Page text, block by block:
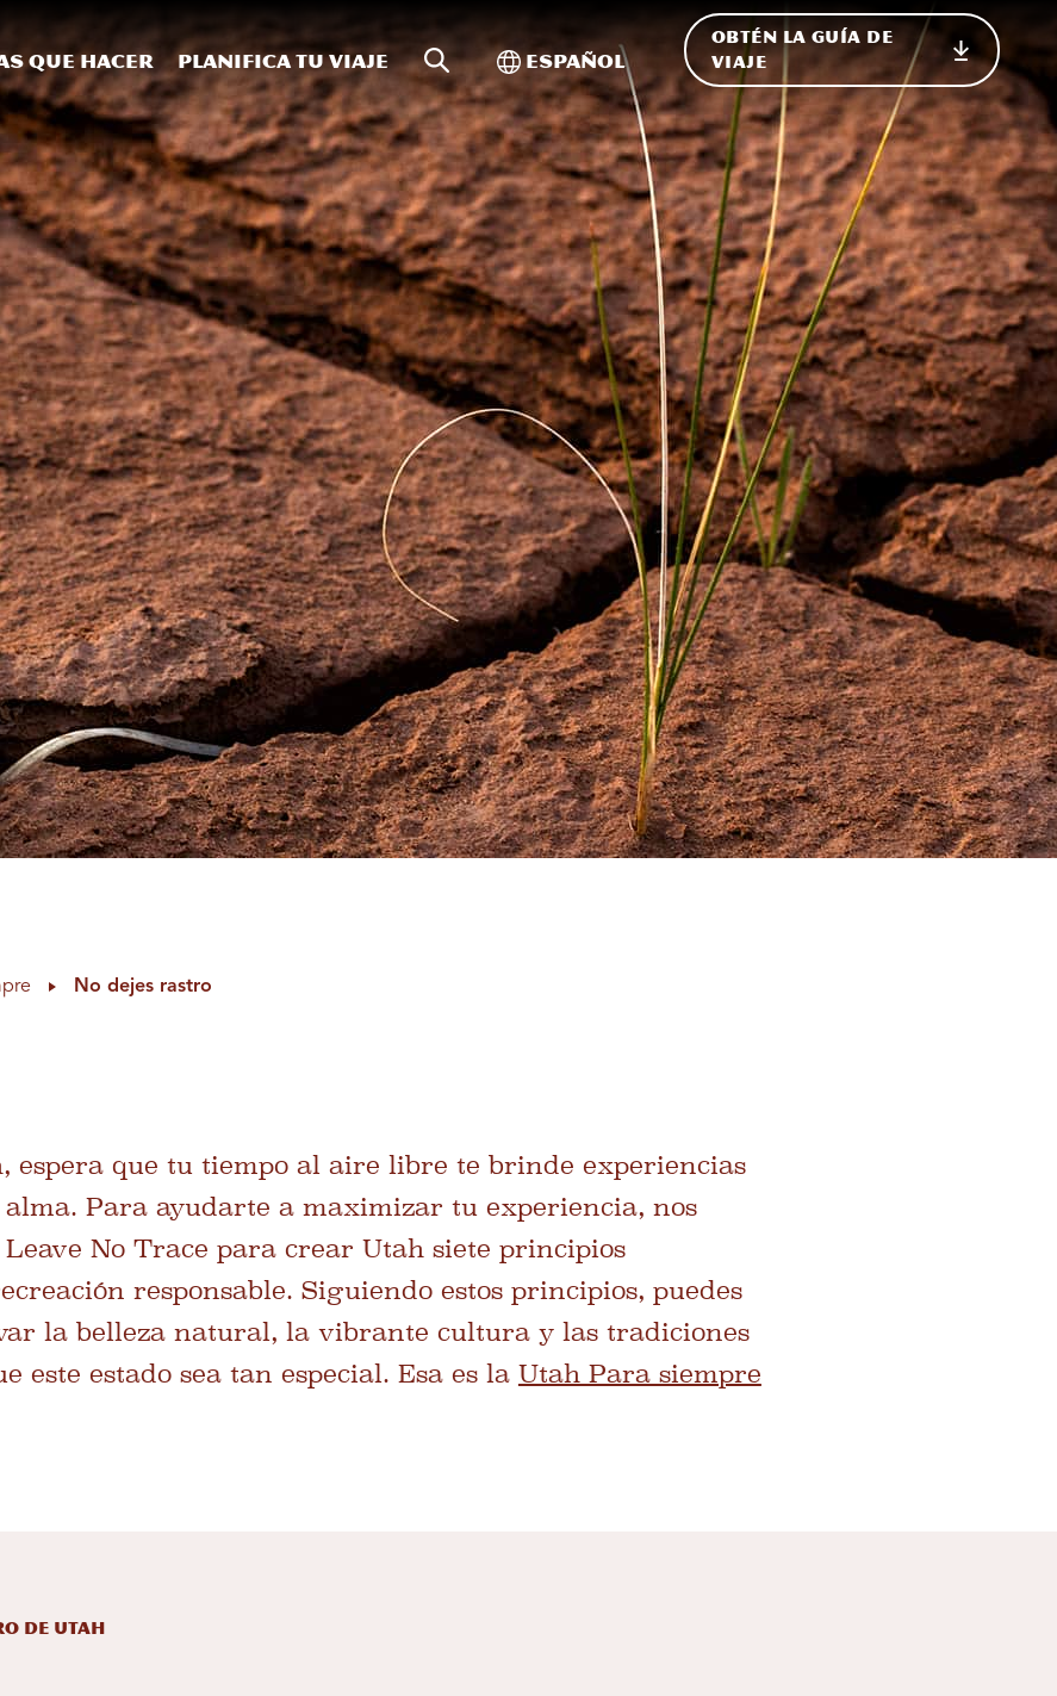
que hacer Planifica tu viaje Búsqueda en el sitio
Alternar Internacional
Español
OBTÉN LA GUÍA DE
VIAJE
No dejes rastro
espera que tu tiempo al aire libre te brinde experiencias
Para ayudarte a maximizar tu experiencia, nos
Leave No Trace para crear Utah siete principios
responsable. Siguiendo estos principios, puedes
la belleza natural, la vibrante cultura y las tradiciones
este estado sea tan especial. Esa es la Utah Para siempre
de Utah